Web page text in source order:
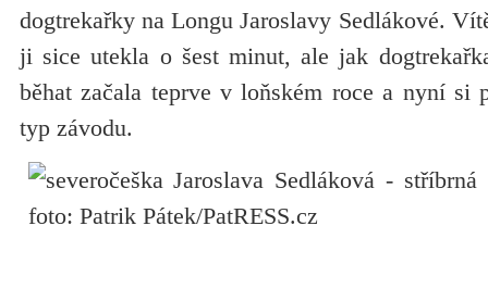
dogtrekařky na Longu Jaroslavy Sedlákové.
ji sice utekla o šest minut, ale jak
běhat začala teprve v loňském roce a nyní si
typ závodu.